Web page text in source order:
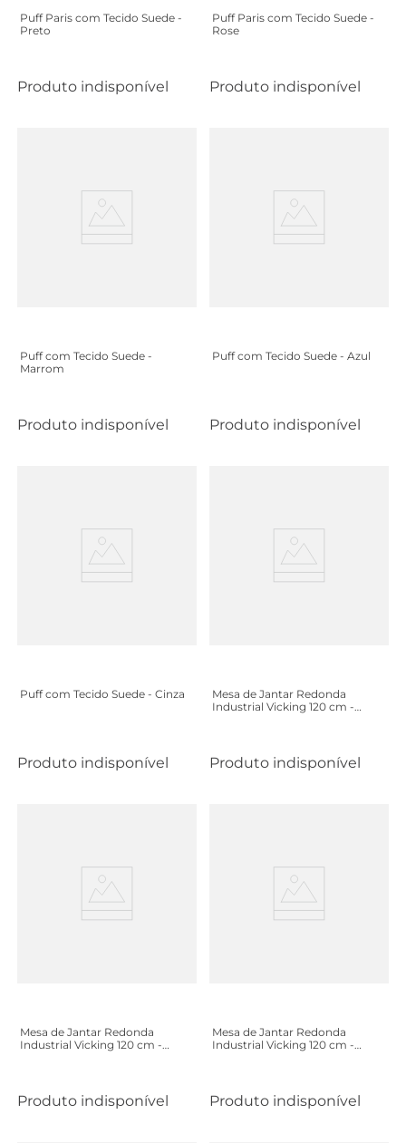
Puff Paris com Tecido Suede -
Preto
Produto indisponível
Puff Paris com Tecido Suede -
Rose
Produto indisponível
Puff com Tecido Suede -
Marrom
Produto indisponível
Puff com Tecido Suede - Azul
Produto indisponível
Puff com Tecido Suede - Cinza
Produto indisponível
Mesa de Jantar Redonda
Industrial Vicking 120 cm -
Produto indisponível
Mesa de Jantar Redonda
Industrial Vicking 120 cm -
Produto indisponível
Mesa de Jantar Redonda
Industrial Vicking 120 cm -
Produto indisponível